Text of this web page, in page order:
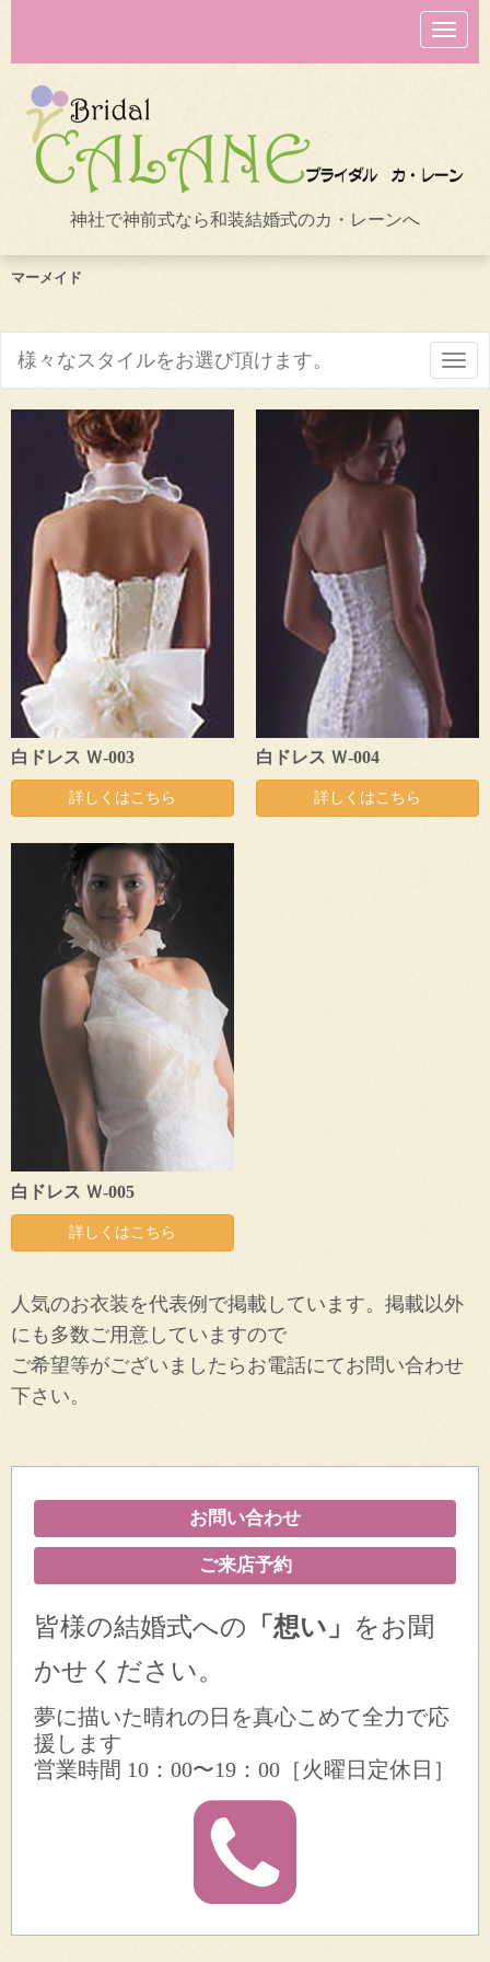
N
a
v
o
n
神社で神前式なら和装結婚式のカ・レーンへ
マーメイド
N
a
i
様々なスタイルをお選び頂けます。
白ドレス Ｗ-003
詳しくはこちら
白ドレス Ｗ-004
詳しくはこちら
白ドレス Ｗ-005
詳しくはこちら
人気のお衣装を代表例で掲載しています。掲載以外
にも多数ご用意していますので
ご希望等がございましたらお電話にてお問い合わせ
下さい。
お問い合わせ
ご来店予約
皆様の結婚式への 「想い」
をお聞
かせください。
夢に描いた晴れの日を真心こめて全力で応
援します
営業時間 10：00〜19：00［火曜日定休日］